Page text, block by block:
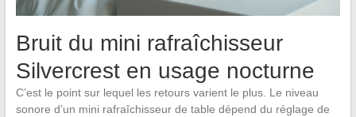
Bruit du mini rafraîchisseur
Silvercrest en usage nocturne
C’est le point sur lequel les retours varient le plus. Le niveau
sonore d’un mini rafraîchisseur de table dépend du réglage de